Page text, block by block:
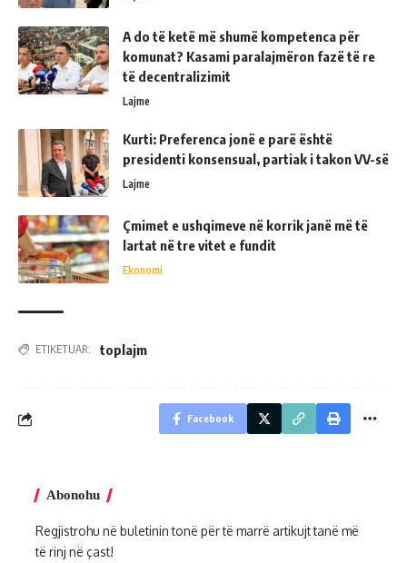
A do të ketë më shumë kompetenca për
komunat? Kasami paralajmëron fazë të re
të decentralizimit
Lajme
Kurti: Preferenca jonë e parë është
presidenti konsensual, partiak i takon VV-së
Lajme
Çmimet e ushqimeve në korrik janë më të
lartat në tre vitet e fundit
Ekonomi
ETIKETUAR: toplajm
Facebook
Abonohu
Regjistrohu në buletinin tonë për të marrë artikujt tanë më
të rinj në çast!